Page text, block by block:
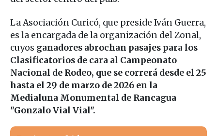
La Asociación Curicó, que preside Iván Guerra,
es la encargada de la organización del Zonal,
cuyos ganadores abrochan pasajes para los
Clasificatorios de cara al Campeonato
Nacional de Rodeo, que se correrá desde el 25
hasta el 29 de marzo de 2026 en la
Medialuna Monumental de Rancagua
"Gonzalo Vial Vial".